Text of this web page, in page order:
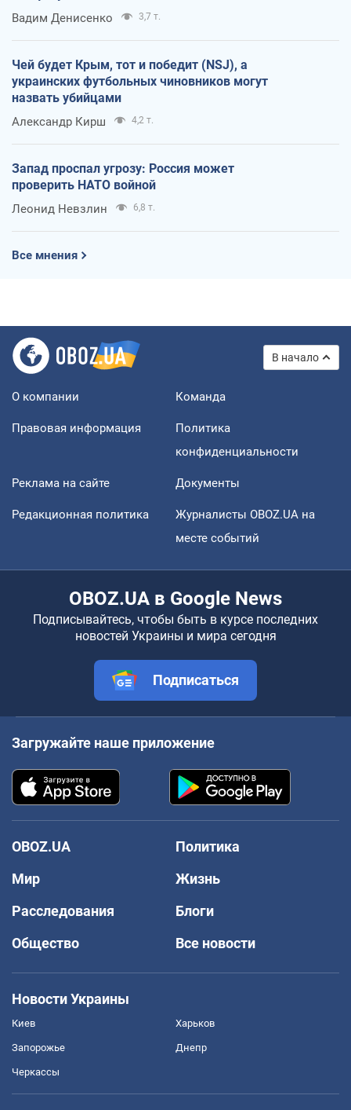
Вадим Денисенко 3,7 т.
Чей будет Крым, тот и победит (NSJ), а
украинских футбольных чиновников могут
назвать убийцами
Александр Кирш 4,2 т.
Запад проспал угрозу: Россия может
проверить НАТО войной
Леонид Невзлин 6,8 т.
Все мнения
В начало
О компании Команда
Правовая информация
Политика
конфиденциальности
Реклама на сайте Документы
Редакционная политика
Журналисты OBOZ.UA на
месте событий
OBOZ.UA в Google News
Подписывайтесь, чтобы быть в курсе последних
новостей Украины и мира сегодня
Подписаться
Загружайте наше приложение
OBOZ.UA
Политика
Мир
Жизнь
Расследования
Блоги
Общество
Все новости
Новости Украины
Киев Харьков
Запорожье Днепр
Черкассы